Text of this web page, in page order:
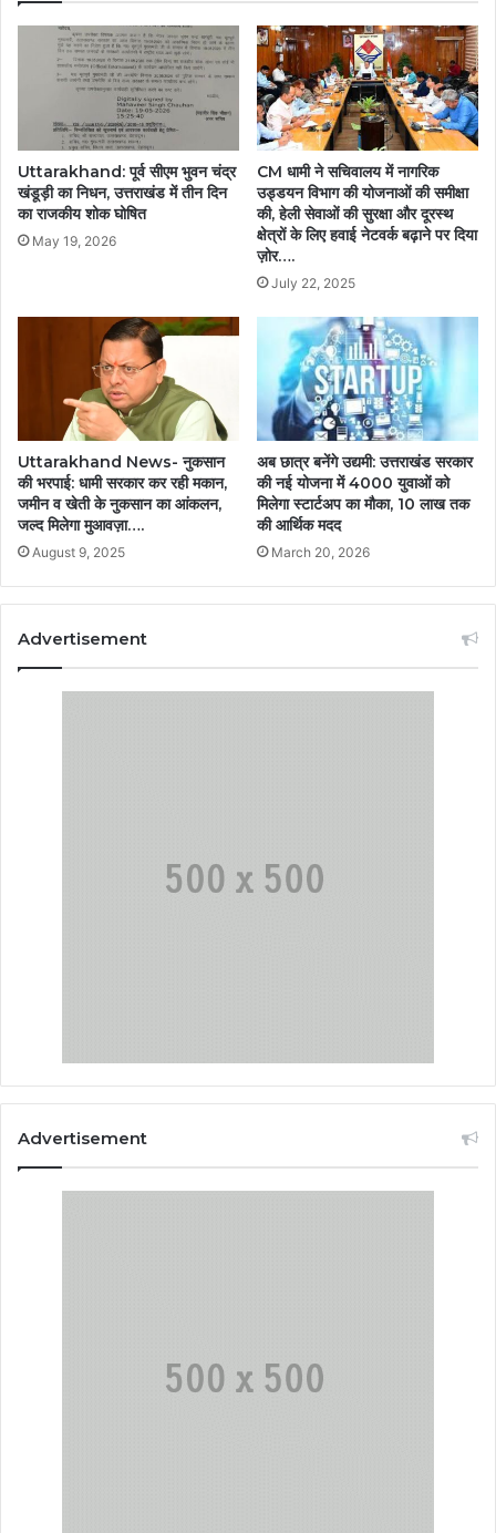
Uttarakhand: पूर्व सीएम भुवन चंद्र
खंडूड़ी का निधन, उत्तराखंड में तीन दिन
का राजकीय शोक घोषित
May 19, 2026
CM धामी ने सचिवालय में नागरिक
उड्डयन विभाग की योजनाओं की समीक्षा
की, हेली सेवाओं की सुरक्षा और दूरस्थ
क्षेत्रों के लिए हवाई नेटवर्क बढ़ाने पर दिया
ज़ोर….
July 22, 2025
Uttarakhand News- नुकसान
की भरपाई: धामी सरकार कर रही मकान,
जमीन व खेती के नुकसान का आंकलन,
जल्द मिलेगा मुआवज़ा….
August 9, 2025
अब छात्र बनेंगे उद्यमी: उत्तराखंड सरकार
की नई योजना में 4000 युवाओं को
मिलेगा स्टार्टअप का मौका, 10 लाख तक
की आर्थिक मदद
March 20, 2026
Advertisement
Advertisement